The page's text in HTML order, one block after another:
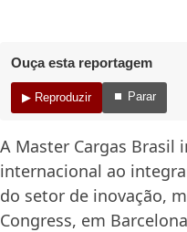
Ouça esta reportagem
▶ Reproduzir ⏹ Parar
A Master Cargas Brasil
internacional ao
do setor de inovação,
Congress, em